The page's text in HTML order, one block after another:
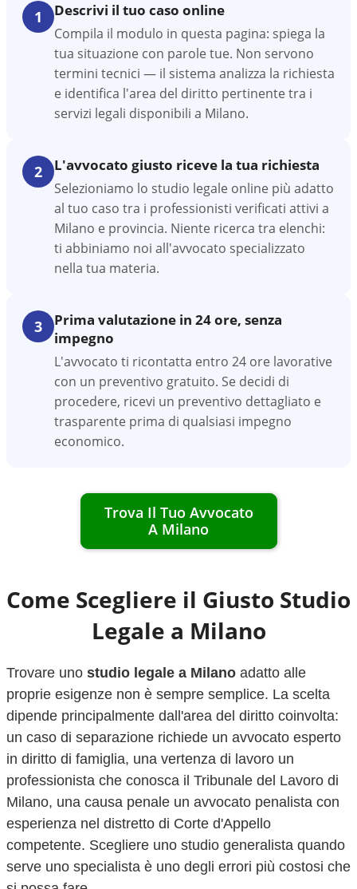
1 Descrivi il tuo caso online
Compila il modulo in questa pagina: spiega la
tua situazione con parole tue. Non servono
termini tecnici — il sistema analizza la richiesta
e identifica l'area del diritto pertinente tra i
servizi legali disponibili a Milano.
2 L'avvocato giusto riceve la tua richiesta
Selezioniamo lo studio legale online più adatto
al tuo caso tra i professionisti verificati attivi a
Milano e provincia. Niente ricerca tra elenchi:
ti abbiniamo noi all'avvocato specializzato
nella tua materia.
3
Prima valutazione in 24 ore, senza
impegno
L'avvocato ti ricontatta entro 24 ore lavorative
con un preventivo gratuito. Se decidi di
procedere, ricevi un preventivo dettagliato e
trasparente prima di qualsiasi impegno
economico.
Trova Il Tuo Avvocato
A Milano
Come Scegliere il Giusto Studio
Legale a Milano
Trovare uno studio legale a Milano adatto alle
proprie esigenze non è sempre semplice. La scelta
dipende principalmente dall'area del diritto coinvolta:
un caso di separazione richiede un avvocato esperto
in diritto di famiglia, una vertenza di lavoro un
professionista che conosca il Tribunale del Lavoro di
Milano, una causa penale un avvocato penalista con
esperienza nel distretto di Corte d'Appello
competente. Scegliere uno studio generalista quando
serve uno specialista è uno degli errori più costosi che